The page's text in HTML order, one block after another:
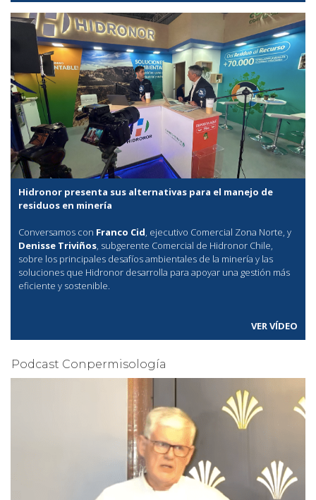
Hidronor presenta sus alternativas para el manejo de
residuos en minería
Conversamos con Franco Cid, ejecutivo Comercial Zona Norte, y
Denisse Triviños, subgerente Comercial de Hidronor Chile,
sobre los principales desafíos ambientales de la minería y las
soluciones que Hidronor desarrolla para apoyar una gestión más
eficiente y sostenible.
VER VÍDEO
Podcast Conpermisología